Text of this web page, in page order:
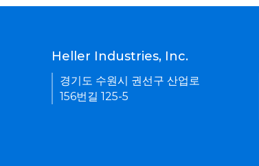
Heller Industries, Inc.
경기도 수원시 권선구 산업로
156번길 125-5